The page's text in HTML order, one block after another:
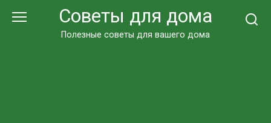
Советы для дома
Полезные советы для вашего дома